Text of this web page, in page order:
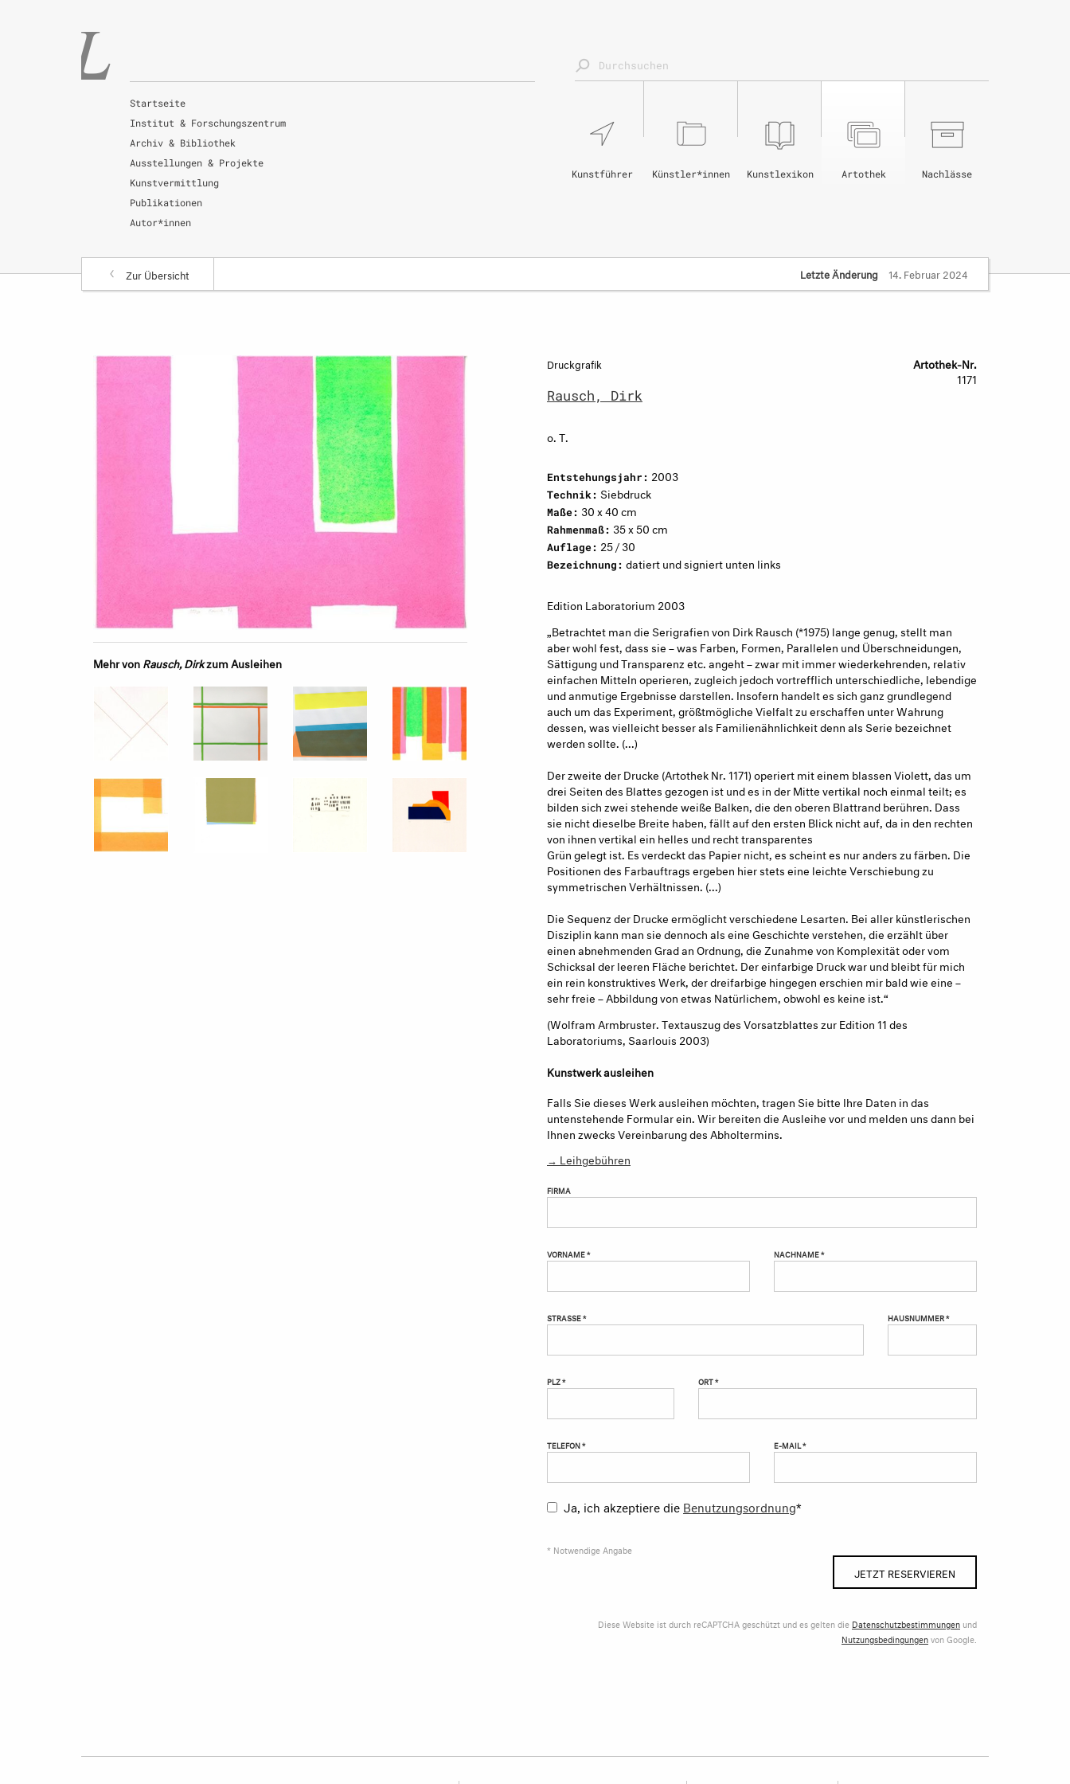
Startseite
Institut & Forschungszentrum
Archiv & Bibliothek
Ausstellungen & Projekte
Kunstvermittlung
Publikationen
Autor*innen
Nachlässe
Artothek
Kunstlexikon
Künstler*innen
Kunstführer
Zur Übersicht Letzte Änderung 14. Februar 2024
Mehr vonRausch, Dirkzum Ausleihen
Druckgrafik
Rausch, Dirk
o. T.
Artothek-Nr.
1171
Entstehungsjahr: 2003
Technik: Siebdruck
Maße: 30 x 40 cm
Rahmenmaß: 35 x 50 cm
Auflage: 25 / 30
Bezeichnung: datiert und signiert unten links
Edition Laboratorium 2003
„Betrachtet man die Serigrafien von Dirk Rausch (*1975) lange genug, stellt man
aber wohl fest, dass sie – was Farben, Formen, Parallelen und Überschneidungen,
Sättigung und Transparenz etc. angeht – zwar mit immer wiederkehrenden, relativ
einfachen Mitteln operieren, zugleich jedoch vortrefflich unterschiedliche, lebendige
und anmutige Ergebnisse darstellen. Insofern handelt es sich ganz grundlegend
auch um das Experiment, größtmögliche Vielfalt zu erschaffen unter Wahrung
dessen, was vielleicht besser als Familienähnlichkeit denn als Serie bezeichnet
werden sollte. (...)
Der zweite der Drucke (Artothek Nr. 1171) operiert mit einem blassen Violett, das um
drei Seiten des Blattes gezogen ist und es in der Mitte vertikal noch einmal teilt; es
bilden sich zwei stehende weiße Balken, die den oberen Blattrand berühren. Dass
sie nicht dieselbe Breite haben, fällt auf den ersten Blick nicht auf, da in den rechten
von ihnen vertikal ein helles und recht transparentes
Grün gelegt ist. Es verdeckt das Papier nicht, es scheint es nur anders zu färben. Die
Positionen des Farbauftrags ergeben hier stets eine leichte Verschiebung zu
symmetrischen Verhältnissen. (...)
Die Sequenz der Drucke ermöglicht verschiedene Lesarten. Bei aller künstlerischen
Disziplin kann man sie dennoch als eine Geschichte verstehen, die erzählt über
einen abnehmenden Grad an Ordnung, die Zunahme von Komplexität oder vom
Schicksal der leeren Fläche berichtet. Der einfarbige Druck war und bleibt für mich
ein rein konstruktives Werk, der dreifarbige hingegen erschien mir bald wie eine –
sehr freie – Abbildung von etwas Natürlichem, obwohl es keine ist.“
(Wolfram Armbruster. Textauszug des Vor­satz­blattes zur Edition 11 des
Laboratoriums, Saarlouis 2003)
Kunstwerk ausleihen
Falls Sie dieses Werk ausleihen möchten, tragen Sie bitte Ihre Daten in das
untenstehende Formular ein. Wir bereiten die Ausleihe vor und melden uns dann bei
Ihnen zwecks Vereinbarung des Abholtermins.
→ Leihgebühren
FIRMA
VORNAME * NACHNAME *
STRASSE * HAUSNUMMER *
PLZ * ORT *
TELEFON * E-MAIL *
Ja, ich akzeptiere die Benutzungsordnung*
* Notwendige Angabe
JETZT RESERVIEREN
Diese Website ist durch reCAPTCHA geschützt und es gelten die Datenschutzbestimmungen und
Nutzungsbedingungenvon Google.